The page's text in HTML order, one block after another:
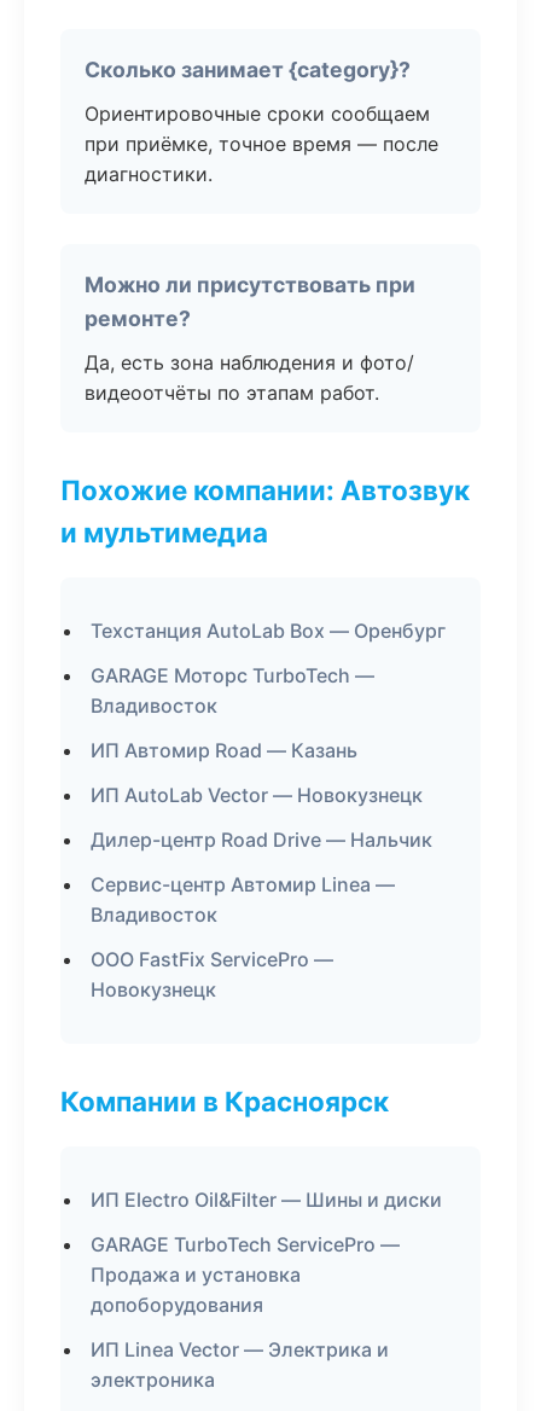
Сколько занимает {category}?
Ориентировочные сроки сообщаем
при приёмке, точное время — после
диагностики.
Можно ли присутствовать при
ремонте?
Да, есть зона наблюдения и фото/
видеоотчёты по этапам работ.
Похожие компании: Автозвук
и мультимедиа
Техстанция AutoLab Box — Оренбург
GARAGE Моторс TurboTech —
Владивосток
ИП Автомир Road — Казань
ИП AutoLab Vector — Новокузнецк
Дилер-центр Road Drive — Нальчик
Сервис-центр Автомир Linea —
Владивосток
ООО FastFix ServicePro —
Новокузнецк
Компании в Красноярск
ИП Electro Oil&Filter — Шины и диски
GARAGE TurboTech ServicePro —
Продажа и установка
допоборудования
ИП Linea Vector — Электрика и
электроника